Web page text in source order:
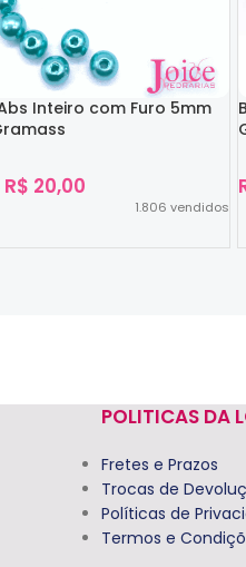
Inteiro com Furo 5mm
R$ 20,00
1.806 vendidos
POLITICAS DA
Fretes e Prazos
Trocas de
Políticas de
Termos e